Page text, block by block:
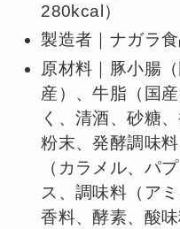
280kcal）
製造者｜ナガラ
原材料｜豚小腸
産）、牛脂（国
く、清酒、砂糖
粉末、発酵調味
（カラメル、パ
ス、調味料（ア
香料、酵素、酸